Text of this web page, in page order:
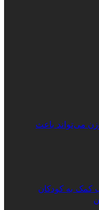
می‌تواند باعث
کمک به کودکان